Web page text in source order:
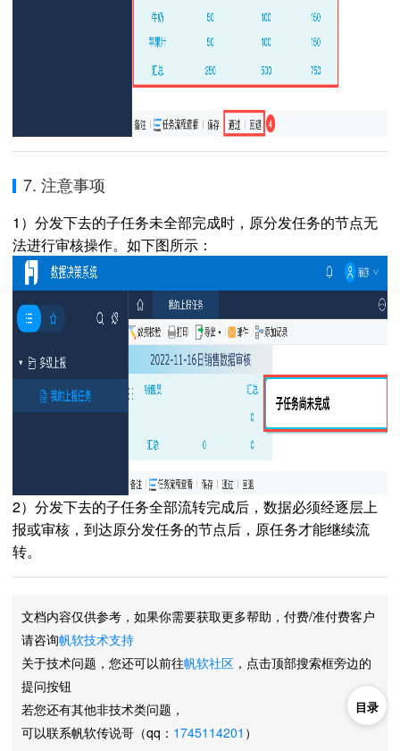
7. 注意事项
1）分发下去的子任务未全部完成时，原分发任务的节点无
法进行审核操作。如下图所示：
2）分发下去的子任务全部流转完成后，数据必须经逐层上
报或审核，到达原分发任务的节点后，原任务才能继续流
转。
文档内容仅供参考，如果你需要获取更多帮助，付费/准付费客户
请咨询帆软技术支持
关于技术问题，您还可以前往帆软社区 ，点击顶部搜索框旁边的
提问按钮
若您还有其他非技术类问题，
可以联系帆软传说哥（qq： 1745114201 ）
目录